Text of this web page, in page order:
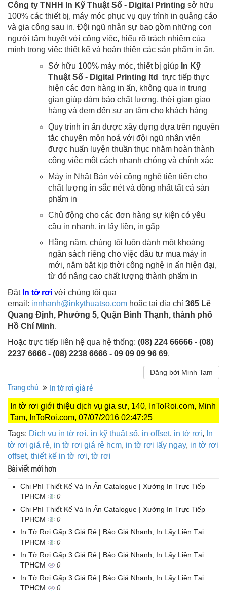
Công ty TNHH In Kỹ Thuật Số - Digital Printing sở hữu
100% các thiết bị, máy móc phục vụ quy trình in quảng cáo
và gia công sau in. Đội ngũ nhân sự bao gồm những con
người tâm huyết với công việc, hiểu rõ trách nhiệm của
mình trong việc thiết kế và hoàn thiện các sản phẩm in ấn.
Sở hữu 100% máy móc, thiết bị giúp In Kỹ
Thuật Số - Digital Printing ltd
trực tiếp thực
hiện các đơn hàng in ấn, không qua in trung
gian giúp đảm bảo chất lượng, thời gian giao
hàng và đem đến sự an tâm cho khách hàng
Quy trình in ấn được xây dựng dựa trên nguyên
tắc chuyên môn hoá với đội ngũ nhân viên
được huấn luyện thuần thục nhằm hoàn thành
công việc một cách nhanh chóng và chính xác
Máy in Nhật Bản với công nghệ tiên tiến cho
chất lượng in sắc nét và đồng nhất tất cả sản
phẩm in
Chủ động cho các đơn hàng sự kiện có yêu
cầu in nhanh, in lấy liền, in gấp
Hằng năm, chúng tôi luôn dành một khoảng
ngân sách riêng cho việc đầu tư mua máy in
mới, nắm bắt kịp thời công nghệ in ấn hiện đại,
từ đó nâng cao chất lượng thành phẩm in
Đặt In tờ rơi với chúng tôi qua
email: innhanh@inkythuatso.com hoặc tại địa chỉ 365 Lê
Quang Định, Phường 5, Quận Bình Thạnh, thành phố
Hồ Chí Minh.
Hoặc trực tiếp liên hệ qua hệ thống: (08) 224 66666 - (08)
2237 6666 - (08) 2238 6666 - 09 09 09 96 69.
Đăng bởi Minh Tam
Trang chủ In tờ rơi giá rẻ
In tờ rơi giới thiệu dịch vụ gia sư, 140, InToRoi.com, Minh
Tam, InToRoi.com, 07/07/2016 02:47:25
Tags: Dịch vụ in tờ rơi, in kỹ thuật số, in offset, in tờ rơi, In
tờ rơi giá rẻ, in tờ rơi giá rẻ hcm, in tờ rơi lấy ngay, in tờ rơi
offset, thiết kế in tờ rơi, tờ rơi
Bài viết mới hơn
Chi Phí Thiết Kế Và In Ấn Catalogue | Xưởng In Trực Tiếp
TPHCM
0
Chi Phí Thiết Kế Và In Ấn Catalogue | Xưởng In Trực Tiếp
TPHCM
0
In Tờ Rơi Gấp 3 Giá Rẻ | Báo Giá Nhanh, In Lấy Liền Tại
TPHCM
0
In Tờ Rơi Gấp 3 Giá Rẻ | Báo Giá Nhanh, In Lấy Liền Tại
TPHCM
0
In Tờ Rơi Gấp 3 Giá Rẻ | Báo Giá Nhanh, In Lấy Liền Tại
TPHCM
0